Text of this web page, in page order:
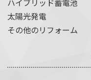
ハイブリッド蓄電池
太陽光発電
その他のリフォーム